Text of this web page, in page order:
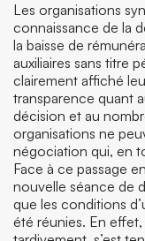
Les organisations
connaissance de la
la baisse de
auxiliaires sans titre
clairement affiché
transparence quant
décision et au
organisations ne
négociation qui, en
Face à ce passage
nouvelle séance de
que les conditions
été réunies. En